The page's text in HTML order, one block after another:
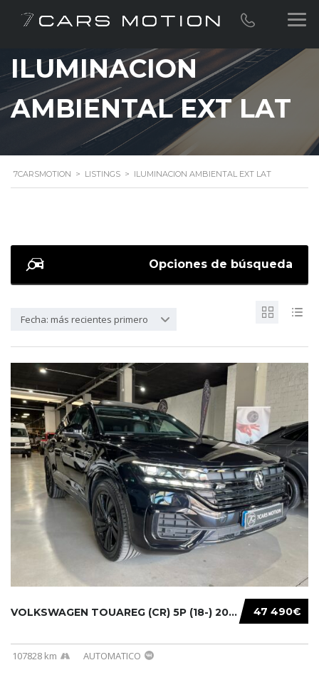
ILUMINACION
AMBIENTAL EXT LAT
7CARSMOTION > LISTINGS > ILUMINACION AMBIENTAL EXT LAT
Opciones de búsqueda
Fecha: más recientes primero
47 490€
VOLKSWAGEN TOUAREG (CR) 5P (18-) 2021...
107828 km AUTOMATICO